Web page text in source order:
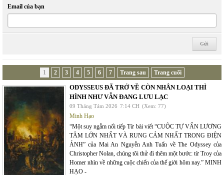
Email của bạn
1 2 3 4 5 6 7 Trang sau Trang cuối
ODYSSEUS ĐÃ TRỞ VỀ CÒN NHÂN LOẠI THÌ
HÌNH NHƯ VẪN ĐANG LƯU LẠC
09 Tháng Tám 2026 7:14 CH (Xem: 77)
Minh Hạo
“Một suy ngẫm nối tiếp Từ bài viết “CUỘC TỰ VẤN LƯƠNG
TÂM LỚN NHẤT VÀ RUNG CẢM NHẤT TRONG ĐIỆN
ẢNH” của Mai An Nguyễn Anh Tuấn về The Odyssey của
Christopher Nolan, chúng tôi thử đi thêm một bước: từ Troy của
Homer nhìn về những cuộc chiến của thế giới hôm nay.” MINH
HẠO -